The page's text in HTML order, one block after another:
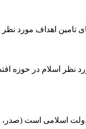
تامین اهداف مورد
نظر اسلام در حوزه
است (صدر، ۱۹۹۱، ص ۵۴۵).